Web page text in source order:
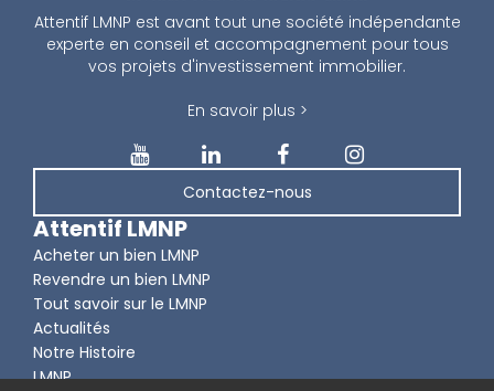
Attentif LMNP est avant tout une société indépendante
experte en conseil et accompagnement pour tous
vos projets d'investissement immobilier.
En savoir plus >
Contactez-nous
Attentif LMNP
Acheter un bien LMNP
Revendre un bien LMNP
Tout savoir sur le LMNP
Actualités
Notre Histoire
LMNP